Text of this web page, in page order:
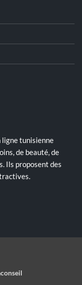
ligne tunisienne
de beauté, de
Ils proposent des